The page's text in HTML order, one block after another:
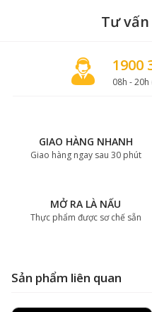
Tư
1900
08h - 20h
GIAO HÀNG NHANH
Giao hàng ngay sau 30 phút
MỞ RA LÀ NẤU
Thực phẩm được sơ chế sẵn
Sản phẩm liên quan